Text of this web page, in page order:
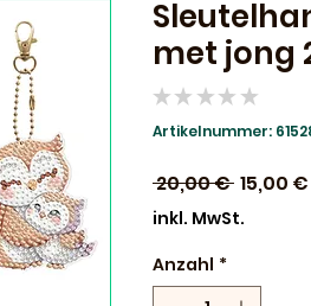
met jong
★ ★ ★ ★ ★
Artikelnummer:
20,00 € 15,00 €
inkl. MwSt.
Anzahl *